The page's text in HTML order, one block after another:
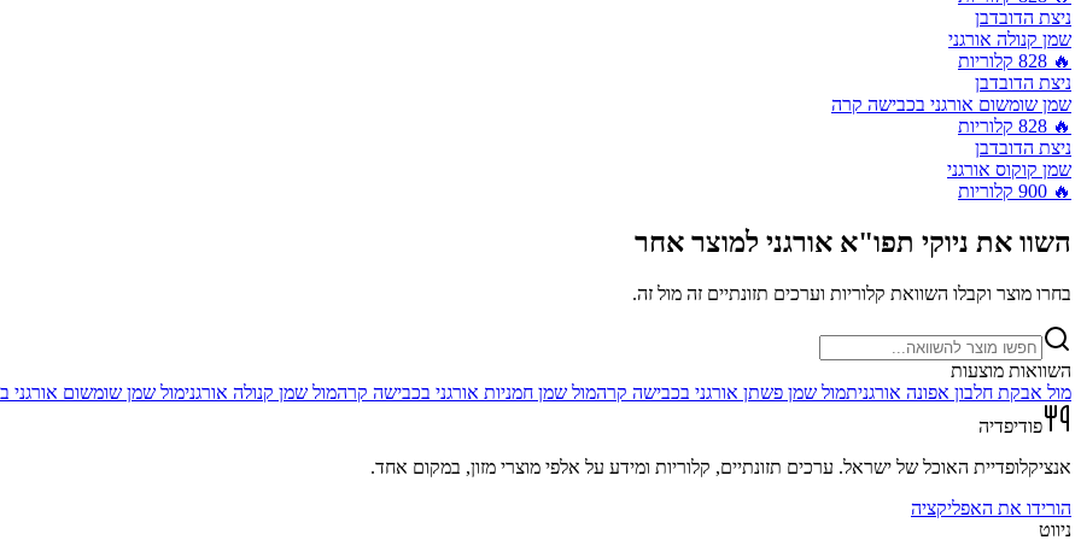
ניצת הדובדבן
שמן קנולה אורגני
🔥
828 קלוריות
ניצת הדובדבן
שמן שומשום אורגני בכבישה קרה
🔥
828 קלוריות
ניצת הדובדבן
שמן קוקוס אורגני
🔥
900 קלוריות
השוו את ניוקי תפו"א אורגני למוצר אחר
בחרו מוצר וקבלו השוואת קלוריות וערכים תזונתיים זה מול זה.
השוואות מוצעות
מול אבקת חלבון אפונה אורגניתמול שמן פשתן אורגני בכבישה קרהמול שמן חמניות אורגני בכבישה קרהמול שמן קנולה אורגנימול שמן שומשום אורגני
פודיפדיה
אנציקלופדיית האוכל של ישראל. ערכים תזונתיים, קלוריות ומידע על אלפי מוצרי מזון, במקום אחד.
הורידו את האפליקציה
ניווט